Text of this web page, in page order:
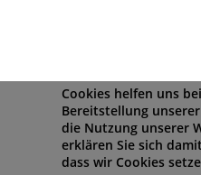
Cookies helfen uns
Bereitstellung
die Nutzung unserer
erklären Sie sich
dass wir Cookies